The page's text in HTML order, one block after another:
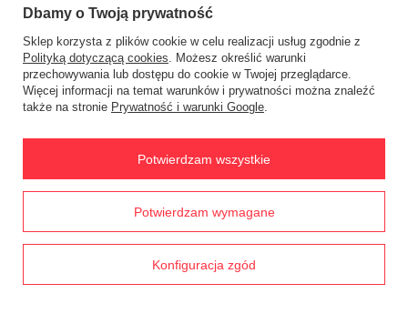
ORYGINALNA
346,15 zł
25HP RO20817
Dbamy o Twoją prywatność
Sklep korzysta z plików cookie w celu realizacji usług zgodnie z
Polityką dotyczącą cookies. Możesz określić warunki
przechowywania lub dostępu do cookie w Twojej przeglądarce.
Więcej informacji na temat warunków i prywatności można znaleźć
także na stronie Prywatność i warunki Google.
Potwierdzam wymagane
Konfiguracja zgód
Potwierdzam wszystkie